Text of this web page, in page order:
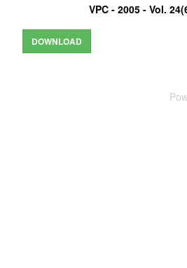
VPC - 2005 - Vol.